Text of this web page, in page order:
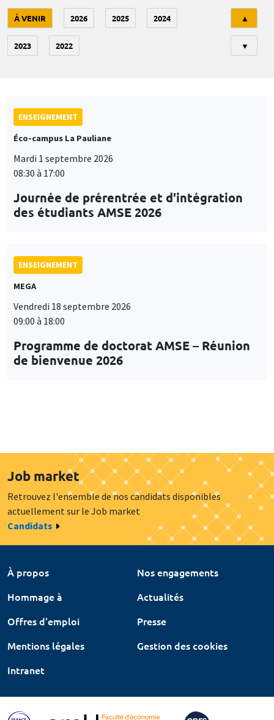
À VENIR 2026 2025 2024
2023 2022
▲
▼
ENSEIGNEMENT
Éco-campus La Pauliane
Mardi 1 septembre 2026
08:30 à 17:00
Journée de prérentrée et d'intégration
des étudiants AMSE 2026
ENSEIGNEMENT
MEGA
Vendredi 18 septembre 2026
09:00 à 18:00
Programme de doctorat AMSE – Réunion
de bienvenue 2026
Job market
Retrouvez l'ensemble de nos candidats disponibles
actuellement sur le Job market
Candidats
À propos
Nos engagements
Hommage à
Actualités
Offres d'emploi
Presse
Mentions légales
Gestion des cookies
Intranet